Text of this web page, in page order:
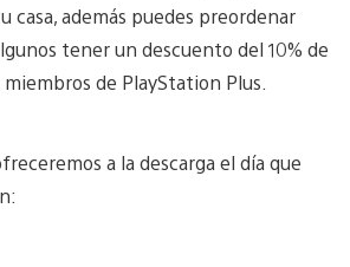
casa, además puedes preordenar
tener un descuento del 10% de
de PlayStation Plus.
a la descarga el día que